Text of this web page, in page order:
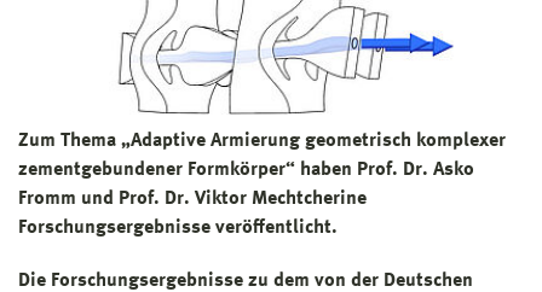
Zum Thema „Adaptive Armierung geometrisch komplexer
zementgebundener Formkörper“ haben Prof. Dr. Asko
Fromm und Prof. Dr. Viktor Mechtcherine
Forschungsergebnisse veröffentlicht.
Die Forschungsergebnisse zu dem von der Deutschen